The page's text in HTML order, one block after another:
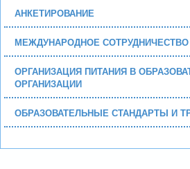
АНКЕТИРОВАНИЕ
МЕЖДУНАРОДНОЕ СОТРУДНИЧЕСТВО
ОРГАНИЗАЦИЯ ПИТАНИЯ В
ОРГАНИЗАЦИИ
ОБРАЗОВАТЕЛЬНЫЕ СТАНДАРТЫ И